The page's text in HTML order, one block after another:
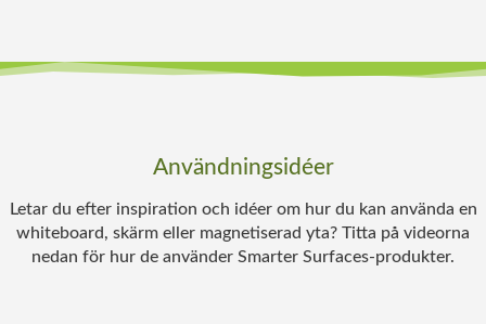
Användningsidéer
Letar du efter inspiration och idéer om hur du kan använda en
whiteboard, skärm eller magnetiserad yta? Titta på videorna
nedan för hur de använder Smarter Surfaces-produkter.